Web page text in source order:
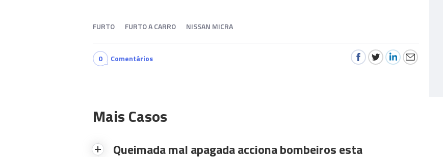
FURTO FURTO A CARRO NISSAN MICRA
0 Comentários
Mais Casos
Queimada mal apagada acciona bombeiros esta